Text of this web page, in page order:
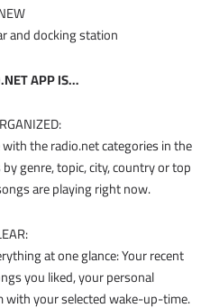
and docking station
APP IS…
the radio.net categories in the
genre, topic, city, country or top
are playing right now.
at one glance: Your recent
you liked, your personal
with your selected wake-up-time.